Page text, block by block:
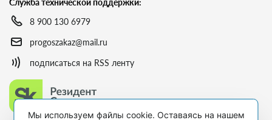
Служба технической поддержки:
8 900 130 6979
progoszakaz@mail.ru
подписаться на RSS ленту
Мы используем файлы cookie. Оставаясь на нашем